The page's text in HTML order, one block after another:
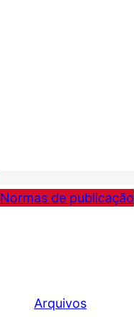
Normas de publicação
Arquivos